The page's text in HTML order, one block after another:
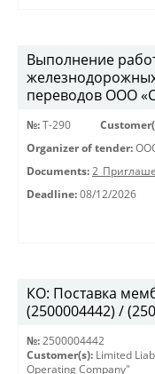
Выполнение
переводов ООО
№: Т-290
Organizer of tender:
Documents:
Deadline: 08/12/2026
КО: Поставка
(2500004442) /
№: 2500004442
Customer(s): Limited
Operating Company"